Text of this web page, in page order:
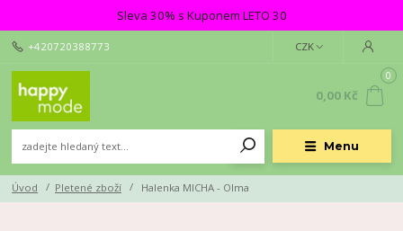
Sleva 30% s Kuponem LETO 30
Menu
CZK
+420720388773
0
0,00 Kč
Úvod Pletené zboží Halenka MICHA - Olma